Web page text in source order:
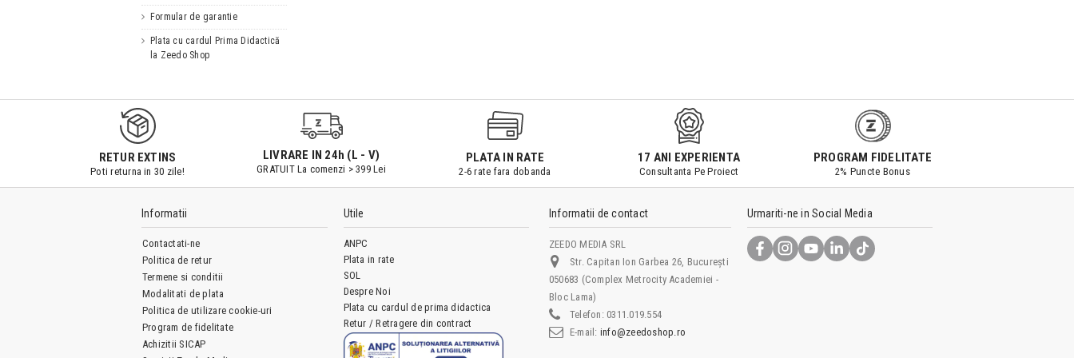
Formular de garantie
Plata cu cardul Prima Didactică
la Zeedo Shop
RETUR EXTINS
Poti returna in 30 zile!
LIVRARE IN 24h (L - V)
GRATUIT La comenzi > 399 Lei
PLATA IN RATE
2-6 rate fara dobanda
17 ANI EXPERIENTA
Consultanta Pe Proiect
PROGRAM FIDELITATE
2% Puncte Bonus
Informatii
Contactati-ne
Politica de retur
Termene si conditii
Modalitati de plata
Politica de utilizare cookie-uri
Program de fidelitate
Achizitii SICAP
Utile
ANPC
Plata in rate
SOL
Despre Noi
Plata cu cardul de prima didactica
Retur / Retragere din contract
Informatii de contact
ZEEDO MEDIA SRL
Str. Capitan Ion Garbea 26, București
050683 (Complex Metrocity Academiei -
Bloc Lama)
Telefon: 0311.019.554
E-mail: info@zeedoshop.ro
Urmariti-ne in Social Media